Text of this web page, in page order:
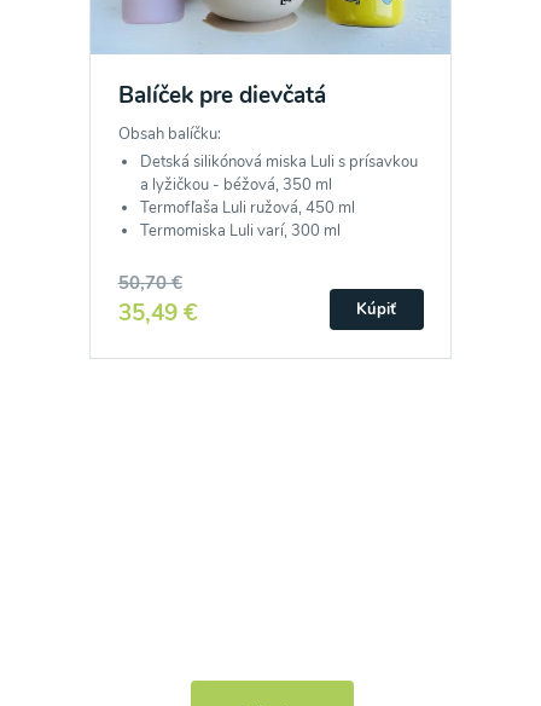
Balíček pre dievčatá
Obsah balíčku:
Detská silikónová miska Luli s prísavkou
a lyžičkou - béžová, 350 ml
Termofľaša Luli ružová, 450 ml
Termomiska Luli varí, 300 ml
50,70 €
35,49 € Kúpiť